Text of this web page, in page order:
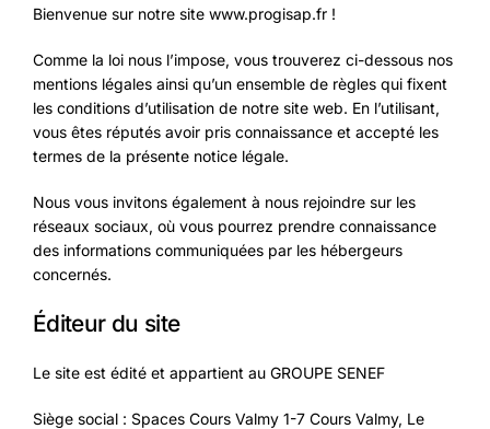
Bienvenue sur notre site www.progisap.fr !
Comme la loi nous l’impose, vous trouverez ci-dessous nos
mentions légales ainsi qu’un ensemble de règles qui fixent
les conditions d’utilisation de notre site web. En l’utilisant,
vous êtes réputés avoir pris connaissance et accepté les
termes de la présente notice légale.
Nous vous invitons également à nous rejoindre sur les
réseaux sociaux, où vous pourrez prendre connaissance
des informations communiquées par les hébergeurs
concernés.
Éditeur du site
Le site est édité et appartient au GROUPE SENEF
Siège social : Spaces Cours Valmy 1-7 Cours Valmy, Le